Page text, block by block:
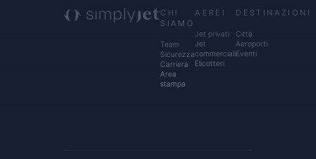
CHI
SIAMO
Team
Sicurezza
Carriera
Area
stampa
AEREI
Jet privati
Jet
commerciali
Elicotteri
DESTINAZIONI
Città
Aeroporti
Eventi